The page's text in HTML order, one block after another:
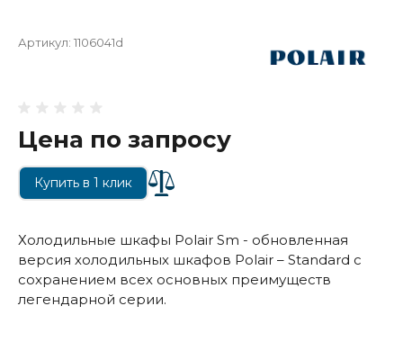
Артикул: 1106041d
Цена по запросу
Купить в 1 клик
Холодильные шкафы Polair Sm - обновленная
версия холодильных шкафов Polair – Standard с
сохранением всех основных преимуществ
легендарной серии.